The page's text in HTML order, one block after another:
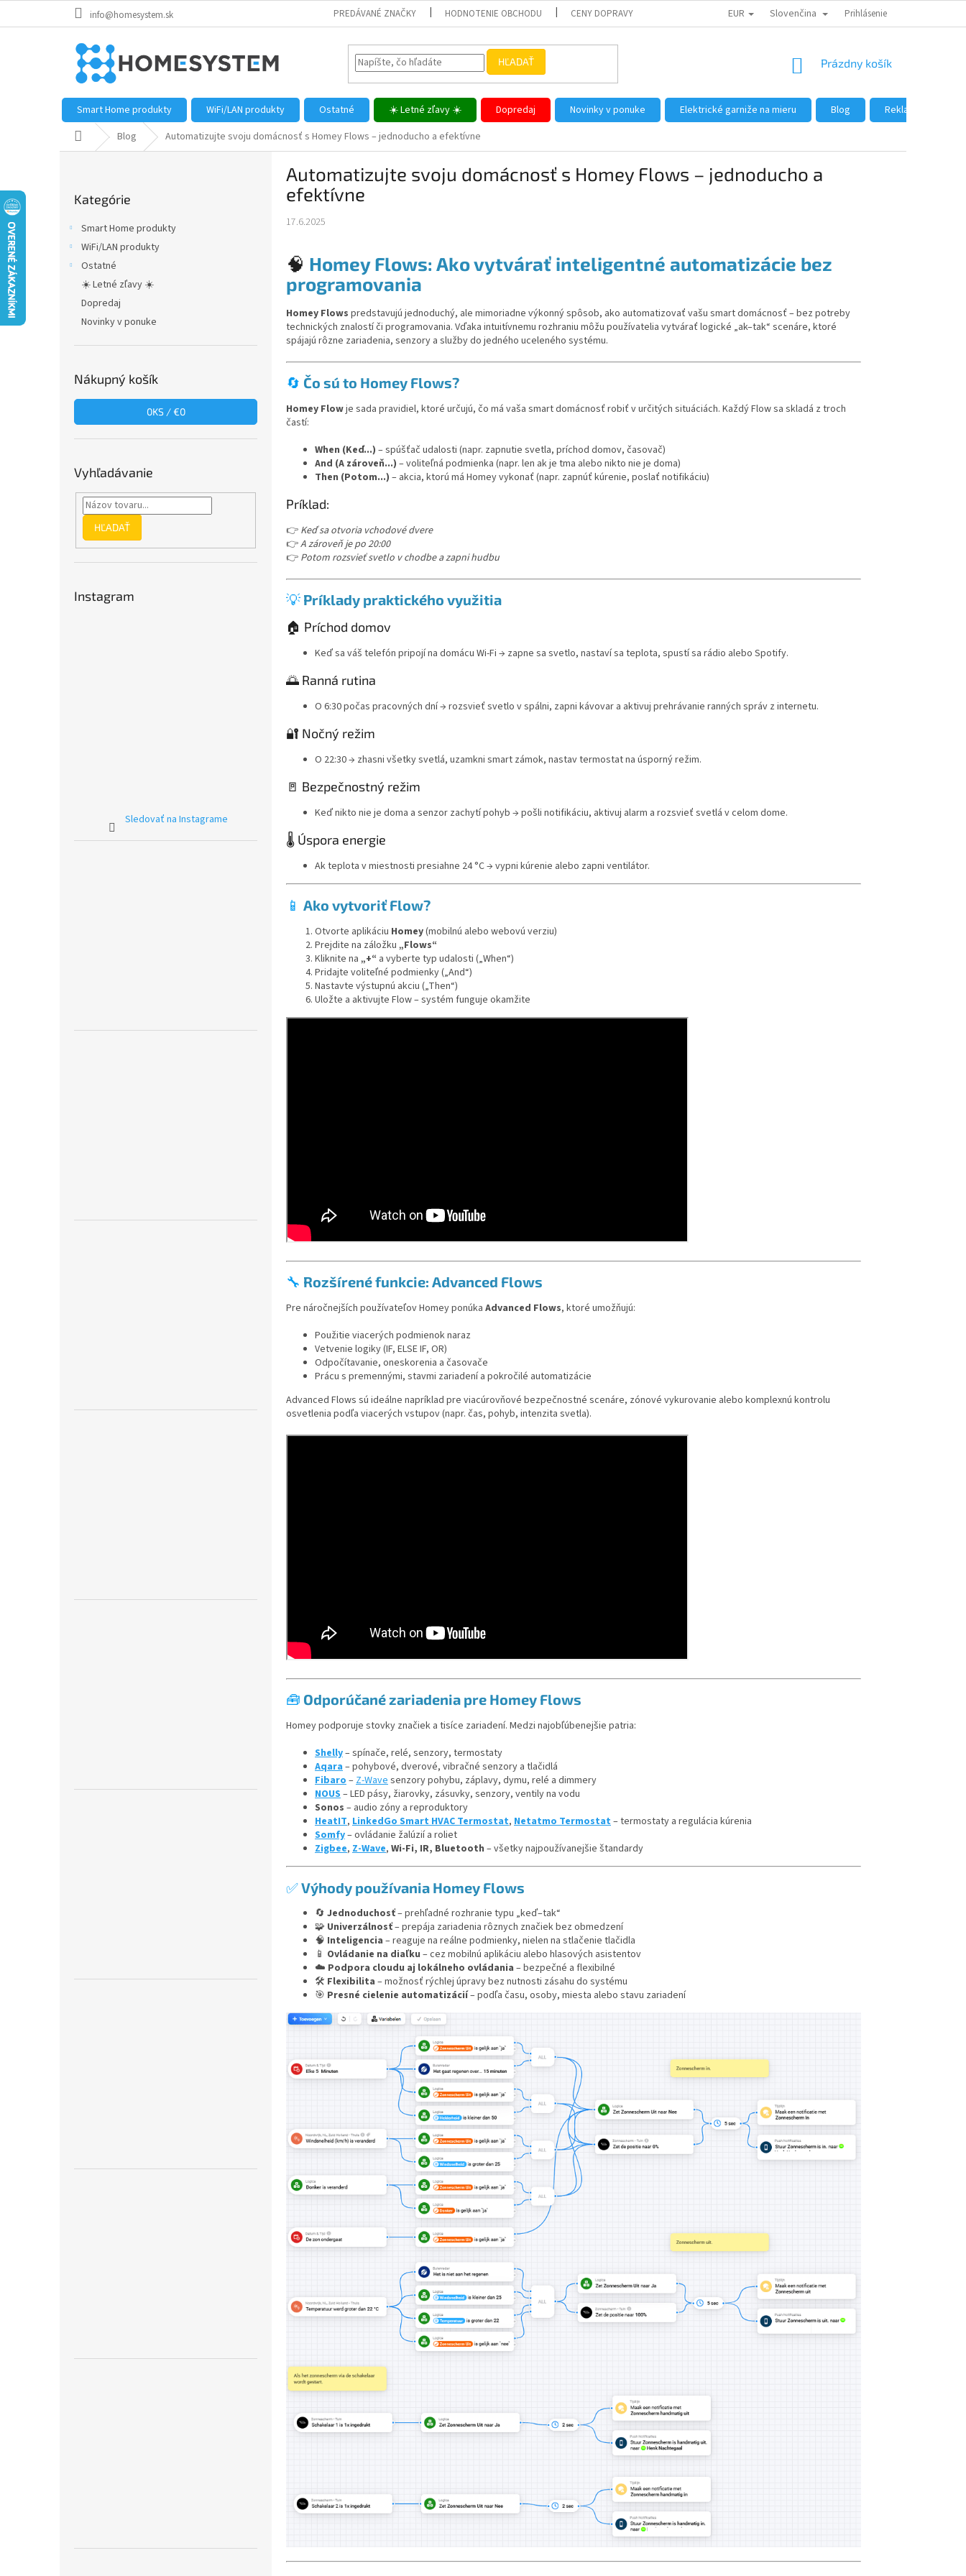
info@homesystem.sk PREDÁVANÉ ZNAČKY HODNOTENIE OBCHODU CENY DOPRAVY DÔVODY NÁKUPU U NÁS AKO NAKUPOVAŤ VEĽKOOBCHOD
EUR Slovenčina Prihlásenie
HĽADAŤ
NÁKUPNÝ
Prázdny košík
Smart Home produkty WiFi/LAN produkty Ostatné ☀️ Letné zľavy ☀️ Dopredaj Novinky v ponuke Elektrické garniže na mieru Blog
Reklamácie a
DomovBlog Automatizujte svoju domácnosť s Homey Flows – jednoducho a efektívne
kategórie
Kategórie
Smart Home produkty
WiFi/LAN produkty
Ostatné
☀️ Letné zľavy ☀️
Dopredaj
Novinky v ponuke
Nákupný košík
0KS /€0
Vyhľadávanie
HĽADAŤ
Instagram
Sledovať na Instagrame
Automatizujte svoju domácnosť s Homey Flows – jednoducho a
efektívne
17.6.2025
🧠 Homey Flows: Ako vytvárať inteligentné automatizácie bez
programovania
Homey Flows predstavujú jednoduchý, ale mimoriadne výkonný spôsob, ako automatizovať vašu smart domácnosť – bez potreby
technických znalostí či programovania. Vďaka intuitívnemu rozhraniu môžu používatelia vytvárať logické „ak–tak“ scenáre, ktoré
spájajú rôzne zariadenia, senzory a služby do jedného uceleného systému.
🔄 Čo sú to Homey Flows?
Homey Flowje sada pravidiel, ktoré určujú, čo má vaša smart domácnosť robiť v určitých situáciách. Každý Flow sa skladá z troch
častí:
When (Keď...) – spúšťač udalosti (napr. zapnutie svetla, príchod domov, časovač)
And (A zároveň...) – voliteľná podmienka (napr. len ak je tma alebo nikto nie je doma)
Then (Potom...) – akcia, ktorú má Homey vykonať (napr. zapnúť kúrenie, poslať notifikáciu)
Príklad:
👉 Keď sa otvoria vchodové dvere
👉A zároveň je po 20:00
👉 Potom rozsvieť svetlo v chodbe a zapni hudbu
💡 Príklady praktického využitia
🏠 Príchod domov
Keď sa váš telefón pripojí na domácu Wi-Fi → zapne sa svetlo, nastaví sa teplota, spustí sa rádio alebo Spotify.
🌅 Ranná rutina
O 6:30 počas pracovných dní → rozsvieť svetlo v spálni, zapni kávovar a aktivuj prehrávanie ranných správ z internetu.
🔐 Nočný režim
O 22:30 → zhasni všetky svetlá, uzamkni smart zámok, nastav termostat na úsporný režim.
🚪 Bezpečnostný režim
Keď nikto nie je doma a senzor zachytí pohyb → pošli notifikáciu, aktivuj alarm a rozsvieť svetlá v celom dome.
🌡️ Úspora energie
Ak teplota v miestnosti presiahne 24 °C → vypni kúrenie alebo zapni ventilátor.
📱 Ako vytvoriť Flow?
Otvorte aplikáciu Homey(mobilnú alebo webovú verziu)
Prejdite na záložku „Flows“
Kliknite na „+“ a vyberte typ udalosti („When“)
Pridajte voliteľné podmienky („And“)
Nastavte výstupnú akciu („Then“)
Uložte a aktivujte Flow – systém funguje okamžite
🔧 Rozšírené funkcie: Advanced Flows
Pre náročnejších používateľov Homey ponúka Advanced Flows, ktoré umožňujú:
Použitie viacerých podmienok naraz
Vetvenie logiky (IF, ELSE IF, OR)
Odpočítavanie, oneskorenia a časovače
Prácu s premennými, stavmi zariadení a pokročilé automatizácie
Advanced Flows sú ideálne napríklad pre viacúrovňové bezpečnostné scenáre, zónové vykurovanie alebo komplexnú kontrolu
osvetlenia podľa viacerých vstupov (napr. čas, pohyb, intenzita svetla).
🧰 Odporúčané zariadenia pre Homey Flows
Homey podporuje stovky značiek a tisíce zariadení. Medzi najobľúbenejšie patria:
Shelly– spínače, relé, senzory, termostaty
Aqara – pohybové, dverové, vibračné senzory a tlačidlá
Fibaro – Z-Wave senzory pohybu, záplavy, dymu, relé a dimmery
NOUS – LED pásy, žiarovky, zásuvky, senzory, ventily na vodu
Sonos – audio zóny a reproduktory
HeatIT, LinkedGo Smart HVAC Termostat, Netatmo Termostat– termostaty a regulácia kúrenia
Somfy– ovládanie žalúzií a roliet
Zigbee, Z-Wave, Wi-Fi, IR, Bluetooth – všetky najpoužívanejšie štandardy
✅Výhody používania Homey Flows
🔄 Jednoduchosť– prehľadné rozhranie typu „keď–tak“
🧩 Univerzálnosť– prepája zariadenia rôznych značiek bez obmedzení
🧠 Inteligencia – reaguje na reálne podmienky, nielen na stlačenie tlačidla
📱 Ovládanie na diaľku – cez mobilnú aplikáciu alebo hlasových asistentov
☁️ Podpora cloudu aj lokálneho ovládania – bezpečné a flexibilné
🛠️ Flexibilita – možnosť rýchlej úpravy bez nutnosti zásahu do systému
🎯 Presné cielenie automatizácií– podľa času, osoby, miesta alebo stavu zariadení